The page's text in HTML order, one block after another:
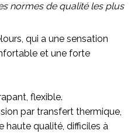
normes de qualité les plus
qui a une sensation
et une forte
flexible.
par transfert thermique,
haute qualité, difficiles à